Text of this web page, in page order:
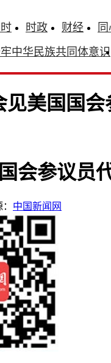
时政 财经
中华民族共同体意识
见美国国
会参议员
中国新闻网